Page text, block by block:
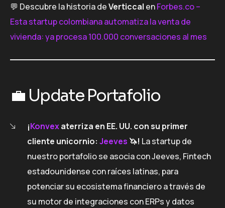
💬 Descubre la historia deVerticcal enForbes.co –
Esta startup colombiana automatiza la venta de
vivienda: ya procesa 100.000 conversaciones al mes
💼 Update Portafolio
¡Konvexaterriza en EE. UU. con su primer
cliente unicornio: Jeeves 🦄! La startup de
nuestro portafolio se asocia con Jeeves, Fintech
estadounidense con raíces latinas, para
potenciar su ecosistema financiero a través de
su motor de integraciones con ERPs y datos